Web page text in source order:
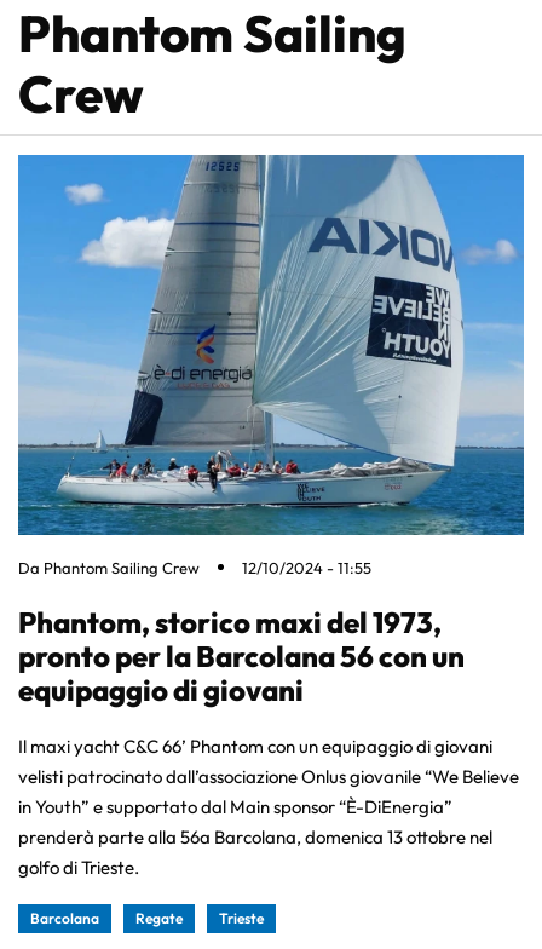
Phantom Sailing
Crew
Da Phantom Sailing Crew 12/10/2024 - 11:55
Phantom, storico maxi del 1973,
pronto per la Barcolana 56 con un
equipaggio di giovani
Il maxi yacht C&C 66’ Phantom con un equipaggio di giovani
velisti patrocinato dall’associazione Onlus giovanile “We Believe
in Youth” e supportato dal Main sponsor “È-DiEnergia”
prenderà parte alla 56a Barcolana, domenica 13 ottobre nel
golfo di Trieste.
Barcolana Regate Trieste